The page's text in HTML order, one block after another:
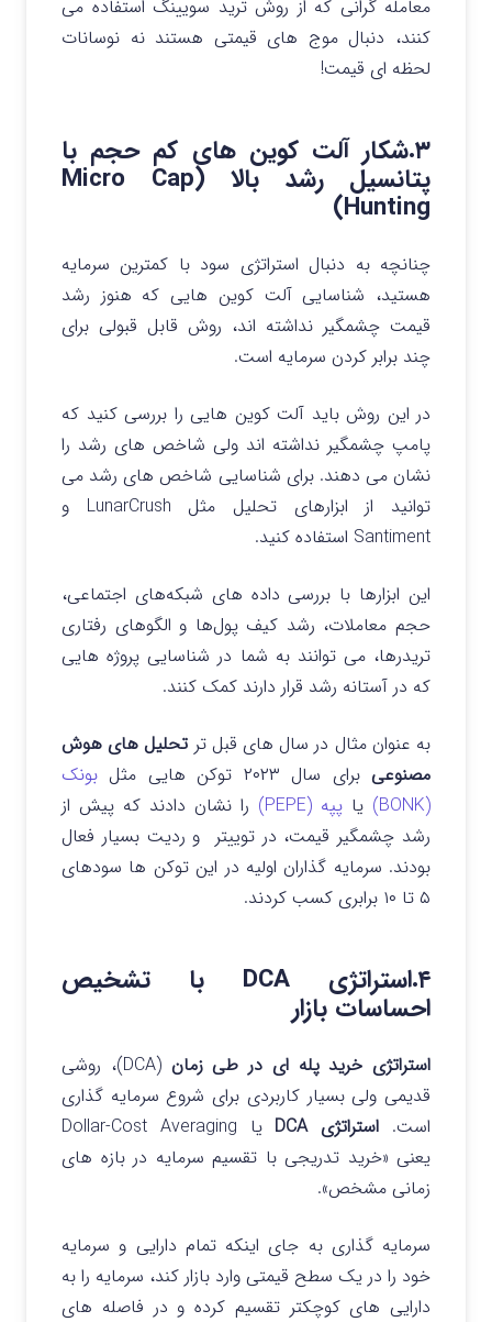
معامله گرانی که از روش ترید سویینگ استفاده می
کنند، دنبال موج‌ های قیمتی هستند نه نوسانات
لحظه ای قیمت!
۳.شکار آلت‌ کوین‌ های کم‌ حجم با
پتانسیل رشد بالا (Micro Cap
Hunting)
چنانچه به دنبال استراتژی سود با کمترین سرمایه
هستید، شناسایی آلت کوین هایی که هنوز رشد
قیمت چشمگیر نداشته اند، روش قابل قبولی برای
چند برابر کردن سرمایه است.
در این روش باید آلت کوین هایی را بررسی کنید که
پامپ چشمگیر نداشته اند ولی شاخص‌ های رشد را
نشان می‌ دهند.برای شناسایی شاخص های رشد می
توانید از ابزارهای تحلیل مثل LunarCrush و
Santiment استفاده کنید.
این ابزارها با بررسی داده‌ های شبکه‌های اجتماعی،
حجم معاملات، رشد کیف پول‌ها و الگوهای رفتاری
تریدرها، می‌ توانند به شما در شناسایی پروژه‌ هایی
که در آستانه رشد قرار دارند کمک کنند.
به عنوان مثال در سال های قبل تر تحلیل‌ های هوش
مصنوعیبرای سال ۲۰۲۳ توکن‌ هایی مثل
بونک
(BONK)
یا پپه (PEPE)
را نشان دادند که پیش از
رشد چشمگیر قیمت، در توییتر و ردیت بسیار فعال
بودند. سرمایه‌ گذاران اولیه در این توکن‌ ها سودهای
۵ تا ۱۰ برابری کسب کردند.
۴.استراتژی DCA با تشخیص
احساسات بازار
استراتژی خرید پله ای در طی زمان
(DCA)، روشی
قدیمی ولی بسیار کاربردی برای شروع سرمایه گذاری
است. استراتژی DCA
یا Dollar-Cost Averaging
یعنی «خرید تدریجی با تقسیم سرمایه در بازه‌ های
زمانی مشخص».
سرمایه گذاری به‌ جای اینکه تمام دارایی و سرمایه
خود را در یک سطح قیمتی وارد بازار کند، سرمایه را به
دارایی های کوچکتر تقسیم کرده و در فاصله های